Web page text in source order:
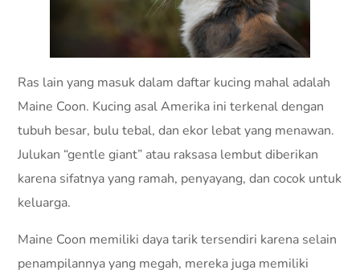
Ras lain yang masuk dalam daftar kucing mahal adalah
Maine Coon. Kucing asal Amerika ini terkenal dengan
tubuh besar, bulu tebal, dan ekor lebat yang menawan.
Julukan “gentle giant” atau raksasa lembut diberikan
karena sifatnya yang ramah, penyayang, dan cocok untuk
keluarga.
Maine Coon memiliki daya tarik tersendiri karena selain
penampilannya yang megah, mereka juga memiliki